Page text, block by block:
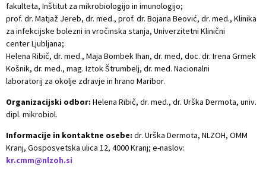
fakulteta, Inštitut za mikrobiologijo in imunologijo;
prof. dr. Matjaž Jereb, dr. med., prof. dr. Bojana Beović, dr. med., Klinika
za infekcijske bolezni in vročinska stanja, Univerzitetni Klinični
center Ljubljana;
Helena Ribič, dr. med., Maja Bombek Ihan, dr. med, doc. dr. Irena Grmek
Košnik, dr. med., mag. Iztok Štrumbelj, dr. med. Nacionalni
laboratorij za okolje zdravje in hrano Maribor.
Organizacijski odbor: Helena Ribič, dr. med., dr. Urška Dermota, univ.
dipl. mikrobiol.
Informacije in kontaktne osebe: dr. Urška Dermota, NLZOH, OMM
Kranj, Gosposvetska ulica 12, 4000 Kranj; e-naslov:
kr.cmm@nlzoh.si